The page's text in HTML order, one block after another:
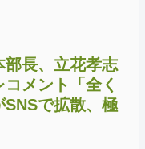
部長、立花孝志
メント「全く
で拡散、極